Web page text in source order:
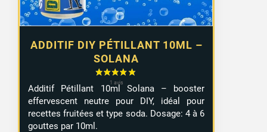
ADDITIF DIY PÉTILLANT 10ML –
SOLANA
Additif Pétillant 10ml Solana – booster
effervescent neutre pour DIY, idéal pour
recettes fruitées et type soda. Dosage: 4 à 6
gouttes par 10ml.